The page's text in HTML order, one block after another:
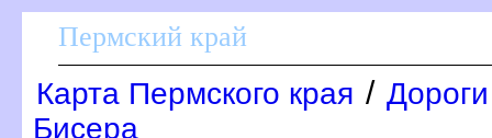
Пермский край
Карта Пермского края /
Бисера